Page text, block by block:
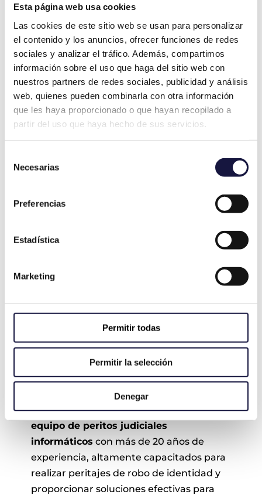
Esta página web usa cookies
Las cookies de este sitio web se usan para personalizar
el contenido y los anuncios, ofrecer funciones de redes
sociales y analizar el tráfico. Además, compartimos
información sobre el uso que haga del sitio web con
nuestros partners de redes sociales, publicidad y análisis
web, quienes pueden combinarla con otra información
que les haya proporcionado o que hayan recopilado a
partir del uso que haya hecho de sus servicios.
Necesarias
Preferencias
Estadística
Marketing
Permitir todas
Permitir la selección
Denegar
de la cuenta, datos de ubicación,
registros de acceso y otros indicadores
digitales relevantes.
Realizando un análisis detallado de estos
registros, se
identificar cualquier
actividad sospechosa o inconsistencia en
causado por el robo de identidad.
El Equipo de VÍA PERICIAL
En VÍA PERICIAL contamos con un
equipo de peritos judiciales
informáticos con más de 20 años de
experiencia, altamente capacitados para
realizar peritajes de robo de identidad y
proporcionar soluciones efectivas para